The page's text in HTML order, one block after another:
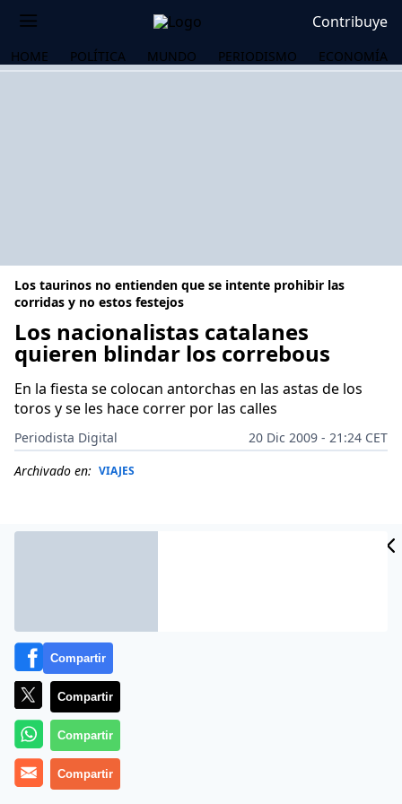
Contribuye
HOME POLÍTICA MUNDO PERIODISMO ECONOMÍA
Los taurinos no entienden que se intente prohibir las
corridas y no estos festejos
Los nacionalistas catalanes
quieren blindar los correbous
En la fiesta se colocan antorchas en las astas de los
toros y se les hace correr por las calles
Periodista Digital
20 Dic 2009 - 21:24 CET
Archivado en: VIAJES
En las comarcas del Ebro, los correbous no solo
aportan diversión como elemento insustituible en más
Compartir
Compartir
Compartir
Compartir